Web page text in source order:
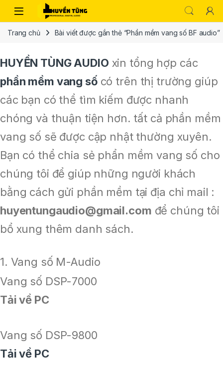
Trang chủ Bài viết được gắn thẻ “Phần mềm vang số BF audio”
HUYỀN TÙNG AUDIO xin tổng hợp các
phần mềm vang sốcó trên thị trường giúp
các bạn có thể tìm kiếm được nhanh
chóng và thuận tiện hơn. tất cả phần mềm
vang số sẽ được cập nhật thường xuyên.
Bạn có thể chia sẻ phẩn mềm vang số cho
chúng tôi để giúp những người khách
bằng cách gửi phần mềm tại địa chỉ mail :
huyentungaudio@gmail.com để chúng tôi
bổ xung thêm danh sách.
1. Vang số M-Audio
Vang số DSP-7000
Tải về PC
Vang số DSP-9800
Tải về PC